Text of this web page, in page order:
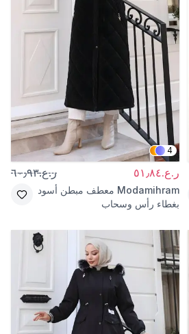
4
ر.ع.٥١٫٨٤ ر.ع.٦٠٫٩٣
Modamihram معطف مبطن أسود
بغطاء رأس وسحاب